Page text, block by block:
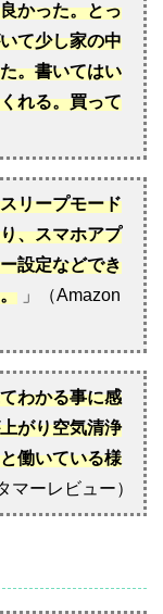
かった。とっ
て少し家の中
。書いてはい
れる。買って
リープモード
、スマホアプ
設定などでき
」（Amazon
わかる事に感
がり空気清浄
働いている様
マーレビュー）